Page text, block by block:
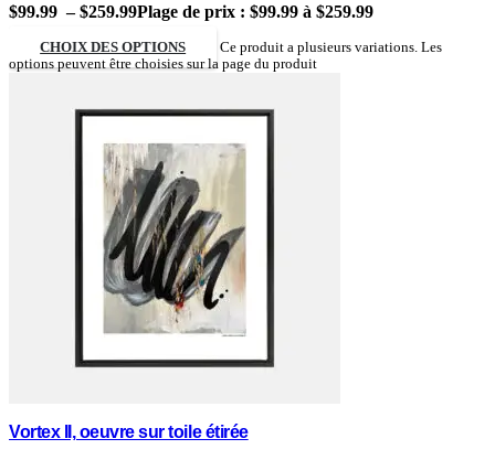
$99.99 – $259.99Plage de prix : $99.99 à $259.99
CHOIX DES OPTIONS
Ce produit a plusieurs variations. Les
options peuvent être choisies sur la page du produit
Vortex II, oeuvre sur toile étirée